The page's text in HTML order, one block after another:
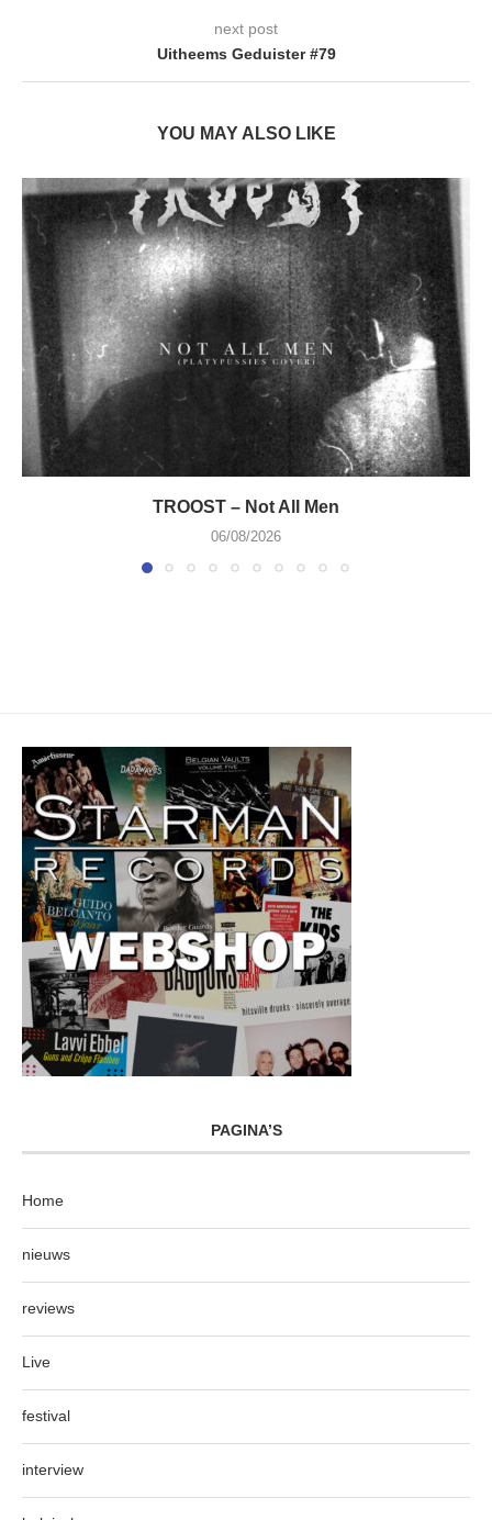
next post
Uitheems Geduister #79
YOU MAY ALSO LIKE
TROOST – Not All Men
06/08/2026
PAGINA’S
Home
nieuws
reviews
Live
festival
interview